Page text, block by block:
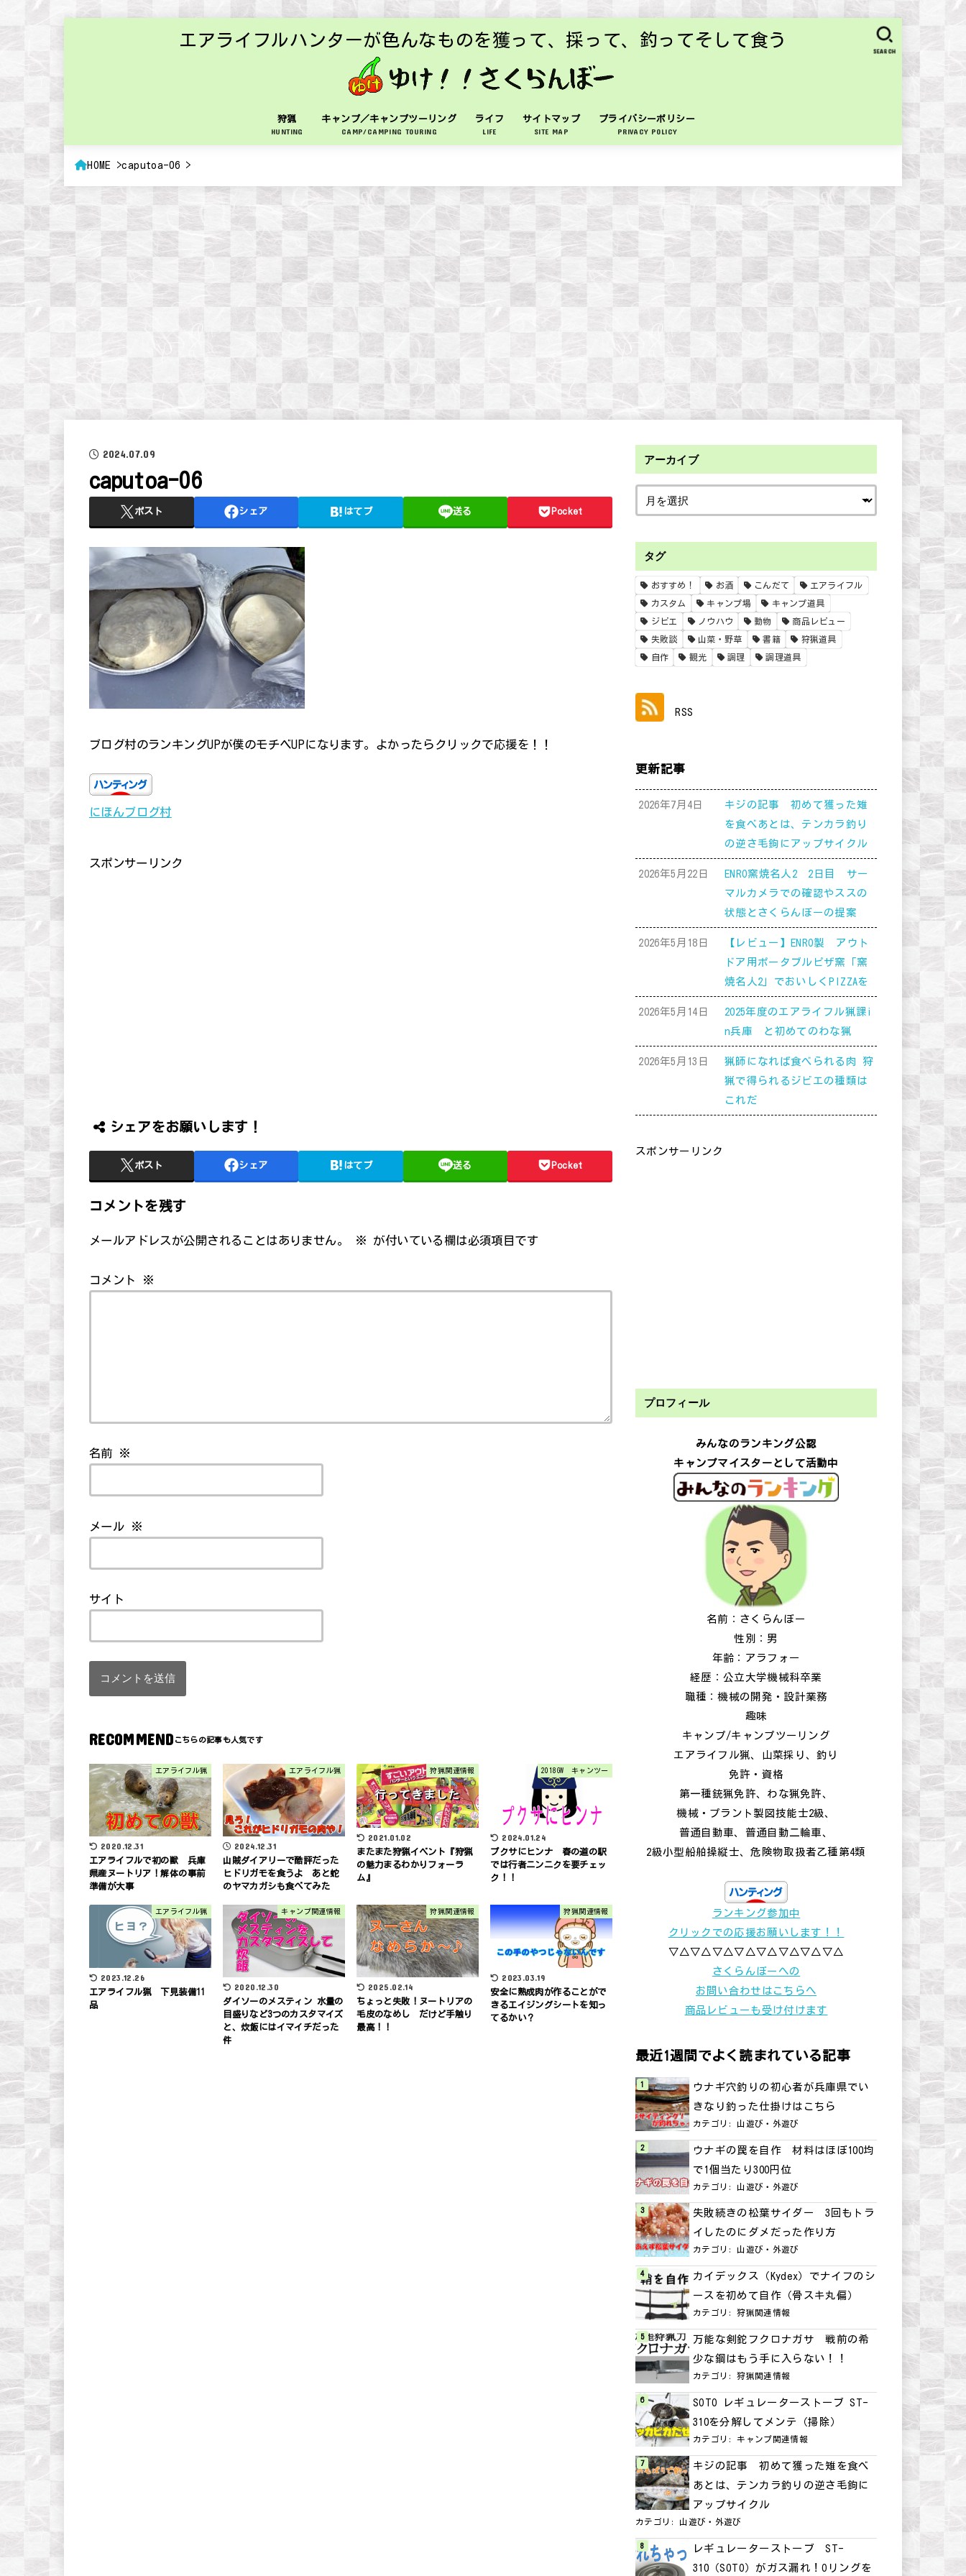
エアライフルハンターが色んなものを獲って、採って、釣ってそして食う
狩猟
HUNTING
キャンプ／キャンプツーリング
CAMP/CAMPING TOURING
ライフ
LIFE
サイトマップ
SITE MAP
プライバシーポリシー
PRIVACY POLICY
SEARCH
HOME caputoa-06
2024.07.09
caputoa-06
ポスト シェア はてブ 送る Pocket
ブログ村のランキングUPが僕のモチベUPになります。よかったらクリックで応援を！！
にほんブログ村
スポンサーリンク
シェアをお願いします！
ポスト シェア はてブ 送る Pocket
コメントを残す
メールアドレスが公開されることはありません。 ※ が付いている欄は必須項目です
コメント ※
名前 ※
メール ※
サイト
RECOMMEND
エアライフル猟
2020.12.31
エアライフルで初の獣 兵庫
県産ヌートリア！解体の事前
準備が大事
エアライフル猟
2024.12.31
山賊ダイアリーで酷評だった
ヒドリガモを食うよ あと蛇
のヤマカガシも食べてみた
狩猟関連情報
2021.01.02
またまた狩猟イベント『狩猟
の魅力まるわかりフォーラ
ム』
2018GW キャンツー
2024.01.24
プクサにヒンナ 春の道の駅
では行者ニンニクを要チェッ
ク！！
エアライフル猟
2023.12.26
エアライフル猟 下見装備11
品
キャンプ関連情報
2020.12.30
ダイソーのメスティン 水量の
目盛りなど3つのカスタマイズ
と、炊飯にはイマイチだった
件
狩猟関連情報
2025.02.14
ちょっと失敗！ヌートリアの
毛皮のなめし だけど手触り
最高！！
狩猟関連情報
2023.03.19
安全に熟成肉が作ることがで
きるエイジングシートを知っ
てるかい？
アーカイブ
タグ
おすすめ！ お酒 こんだて エアライフル
カスタム キャンプ場 キャンプ道具
ジビエ ノウハウ 動物 商品レビュー
失敗談 山菜・野草 書籍 狩猟道具
自作 観光 調理 調理道具
RSS
更新記事
2026年7月4日
キジの記事 初めて獲った雉
を食べあとは、テンカラ釣り
の逆さ毛鉤にアップサイクル
2026年5月22日
ENRO窯焼名人2 2日目 サー
マルカメラでの確認やススの
状態とさくらんぼーの提案
2026年5月18日
【レビュー】ENRO製 アウト
ドア用ポータブルピザ窯「窯
焼名人2」でおいしくPIZZAを
2026年5月14日
2025年度のエアライフル猟課i
n兵庫 と初めてのわな猟
2026年5月13日
猟師になれば食べられる肉 狩
猟で得られるジビエの種類は
これだ
スポンサーリンク
プロフィール
みんなのランキング公認
キャンプマイスターとして活動中
名前：さくらんぼー
性別：男
年齢：アラフォー
経歴：公立大学機械科卒業
職種：機械の開発・設計業務
趣味
キャンプ/キャンプツーリング
エアライフル猟、山菜採り、釣り
免許・資格
第一種銃猟免許、わな猟免許、
機械・プラント製図技能士2級、
普通自動車、普通自動二輪車、
2級小型船舶操縦士、危険物取扱者乙種第4類
ランキング参加中
クリックでの応援お願いします！！
▽△▽△▽△▽△▽△▽△▽△▽△
さくらんぼーへの
お問い合わせはこちらへ
商品レビューも受け付けます
最近1週間でよく読まれている記事
ウナギ穴釣りの初心者が兵庫県でい
きなり釣った仕掛けはこちら
カテゴリ: 山遊び・外遊び
ウナギの罠を自作 材料はほぼ100均
で1個当たり300円位
カテゴリ: 山遊び・外遊び
失敗続きの松葉サイダー 3回もトラ
イしたのにダメだった作り方
カテゴリ: 山遊び・外遊び
カイデックス（Kydex）でナイフのシ
ースを初めて自作（骨スキ丸偏）
カテゴリ:狩猟関連情報
万能な剣鉈フクロナガサ 戦前の希
少な鋼はもう手に入らない！！
カテゴリ:狩猟関連情報
SOTO レギュレーターストーブ ST-
310を分解してメンテ（掃除）
カテゴリ:キャンプ関連情報
キジの記事 初めて獲った雉を食べ
あとは、テンカラ釣りの逆さ毛鉤に
アップサイクル
カテゴリ: 山遊び・外遊び
レギュレーターストーブ ST-
310（SOTO）がガス漏れ！Oリングを